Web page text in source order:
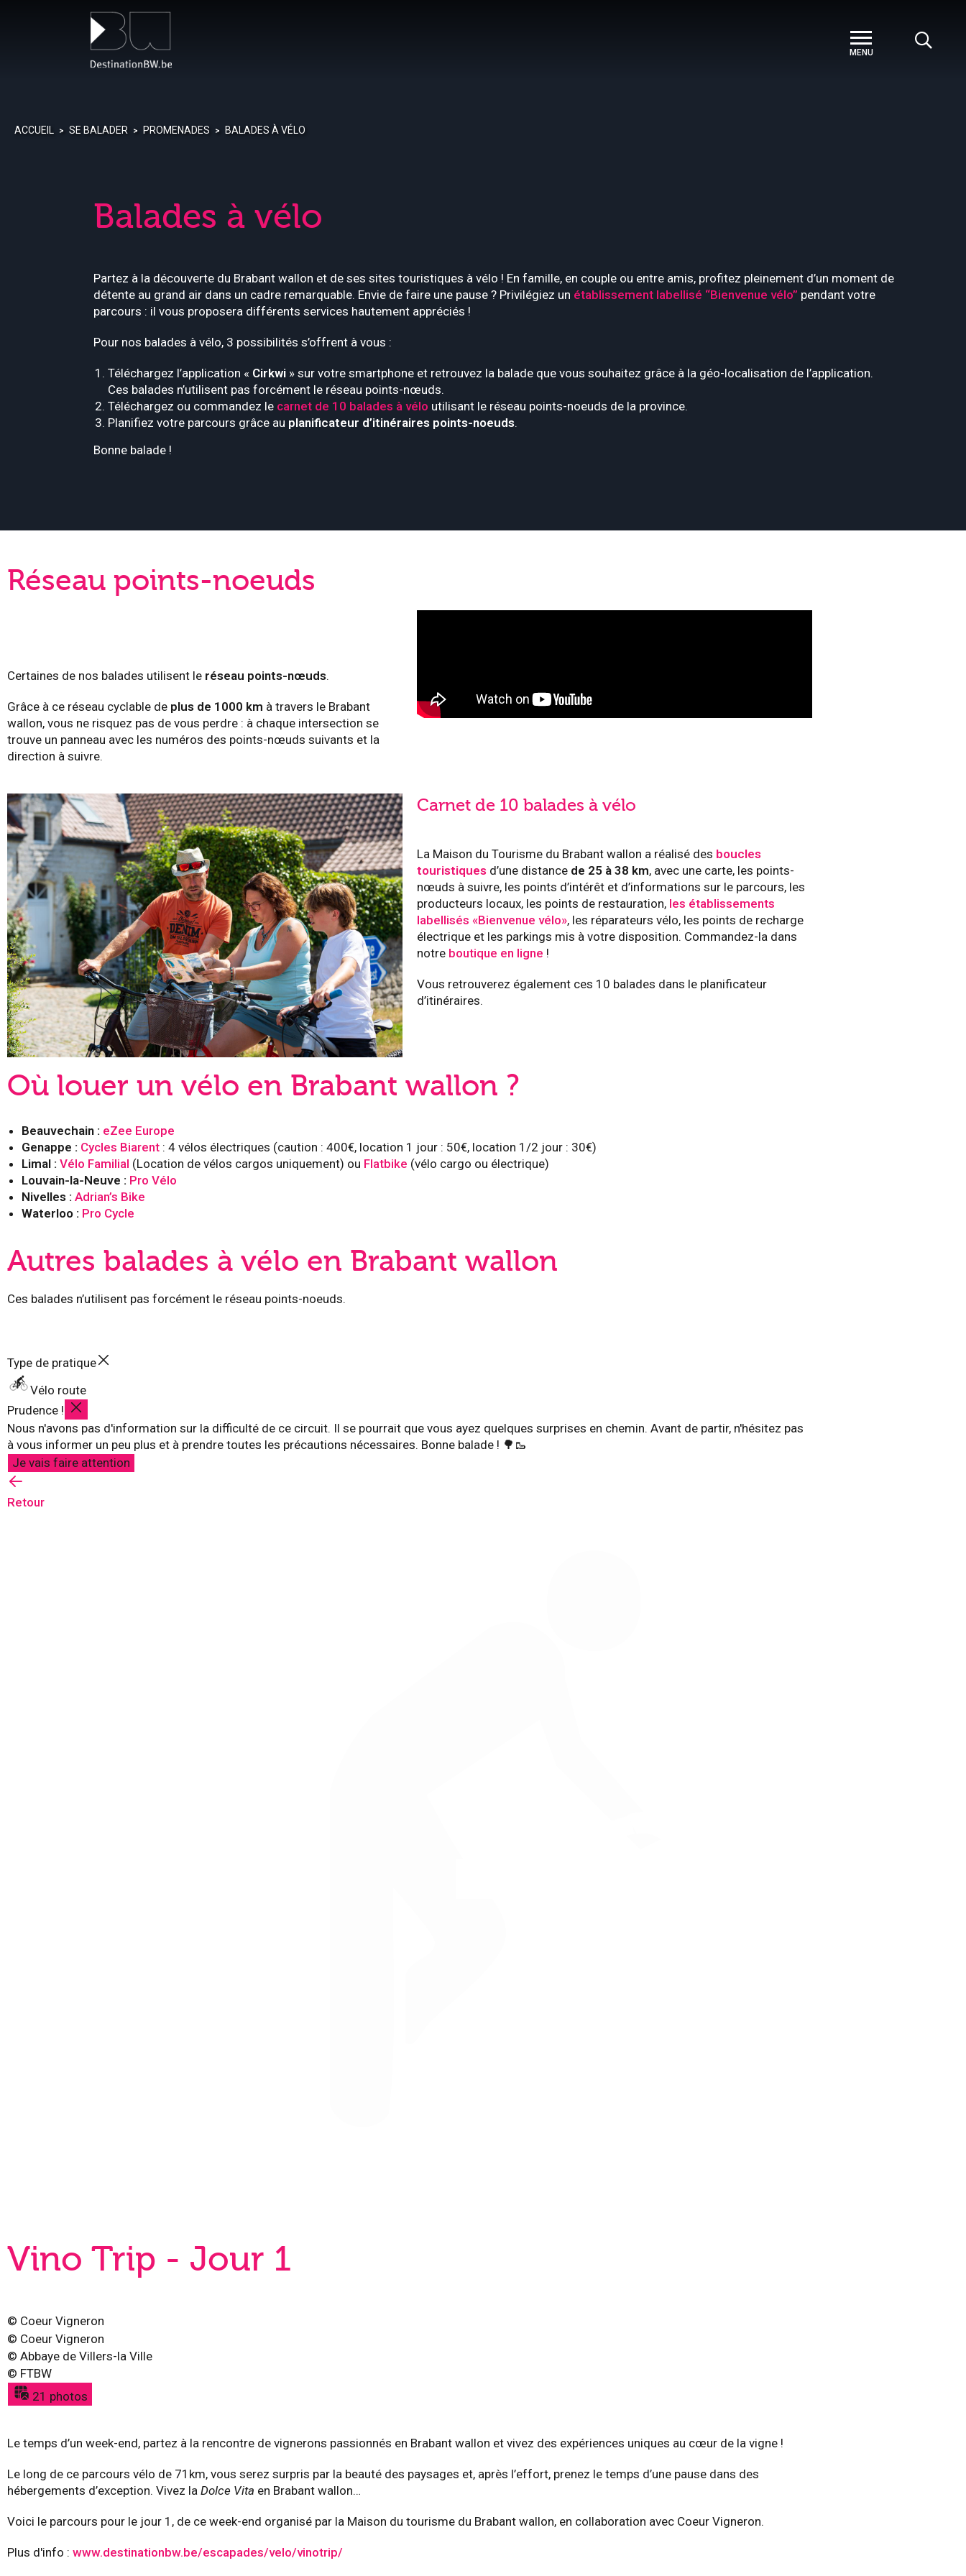
Panneau de gestion des cookies
ACCUEIL > SE BALADER > PROMENADES > BALADES À VÉLO
Balades à vélo
Partez à la découverte du Brabant wallon et de ses sites touristiques à vélo ! En famille, en couple ou entre amis, profitez pleinement d’un moment de
détente au grand air dans un cadre remarquable. Envie de faire une pause ? Privilégiez un établissement labellisé “Bienvenue vélo” pendant votre
parcours : il vous proposera différents services hautement appréciés !
Pour nos balades à vélo, 3 possibilités s’offrent à vous :
Téléchargez l’application « Cirkwi » sur votre smartphone et retrouvez la balade que vous souhaitez grâce à la géo-localisation de l’application.
Ces balades n’utilisent pas forcément le réseau points-nœuds.
Téléchargez ou commandez le carnet de 10 balades à vélo utilisant le réseau points-noeuds de la province.
Planifiez votre parcours grâce au planificateur d’itinéraires points-noeuds.
Bonne balade !
Réseau points-noeuds
Certaines de nos balades utilisent le réseau points-nœuds.
Grâce à ce réseau cyclable de plus de 1000 km à travers le Brabant
wallon, vous ne risquez pas de vous perdre : à chaque intersection se
trouve un panneau avec les numéros des points-nœuds suivants et la
direction à suivre.
Carnet de 10 balades à vélo
La Maison du Tourisme du Brabant wallon a réalisé des boucles
touristiques d’une distance de 25 à 38 km, avec une carte, les points-
nœuds à suivre, les points d’intérêt et d’informations sur le parcours, les
producteurs locaux, les points de restauration, les établissements
labellisés «Bienvenue vélo», les réparateurs vélo, les points de recharge
électrique et les parkings mis à votre disposition. Commandez-la dans
notre boutique en ligne !
Vous retrouverez également ces 10 balades dans le planificateur
d’itinéraires.
Où louer un vélo en Brabant wallon ?
Beauvechain : eZee Europe
Genappe : Cycles Biarent : 4 vélos électriques (caution : 400€, location 1 jour : 50€, location 1/2 jour : 30€)
Limal : Vélo Familial (Location de vélos cargos uniquement) ou Flatbike (vélo cargo ou électrique)
Louvain-la-Neuve : Pro Vélo
Nivelles : Adrian’s Bike
Waterloo : Pro Cycle
Autres balades à vélo en Brabant wallon
Ces balades n’utilisent pas forcément le réseau points-noeuds.
Type de pratique
Vélo route
Prudence !
Nous n'avons pas d'information sur la difficulté de ce circuit. Il se pourrait que vous ayez quelques surprises en chemin. Avant de partir, n'hésitez pas
à vous informer un peu plus et à prendre toutes les précautions nécessaires. Bonne balade ! 🌳🥾
Je vais faire attention
Retour
Vino Trip - Jour 1
© Coeur Vigneron
© Coeur Vigneron
© Abbaye de Villers-la Ville
© FTBW
21 photos
Le temps d’un week-end, partez à la rencontre de vignerons passionnés en Brabant wallon et vivez des expériences uniques au cœur de la vigne !
Le long de ce parcours vélo de 71km, vous serez surpris par la beauté des paysages et, après l’effort, prenez le temps d’une pause dans des
hébergements d’exception. Vivez la Dolce Vita en Brabant wallon…
Voici le parcours pour le jour 1, de ce week-end organisé par la Maison du tourisme du Brabant wallon, en collaboration avec Coeur Vigneron.
Plus d'info : www.destinationbw.be/escapades/velo/vinotrip/